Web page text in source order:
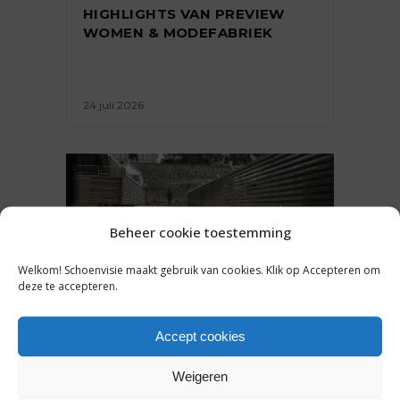
Beheer cookie toestemming
Welkom! Schoenvisie maakt gebruik van cookies. Klik op Accepteren om
deze te accepteren.
Accept cookies
Weigeren
HIGHLIGHTS VAN PREVIEW
WOMEN & MODEFABRIEK
24 juli 2026